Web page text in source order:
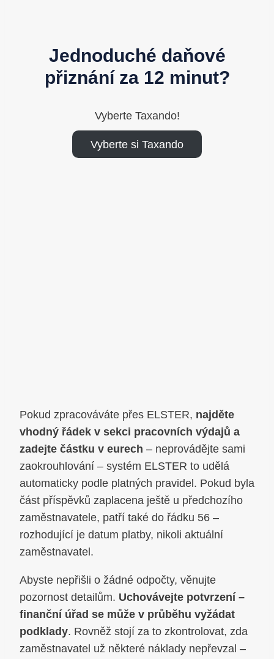
Jednoduché daňové
přiznání za 12 minut?
Vyberte Taxando!
Vyberte si Taxando
Pokud zpracováváte přes ELSTER, najděte
vhodný řádek v sekci pracovních výdajů a
zadejte částku v eurech – neprovádějte sami
zaokrouhlování – systém ELSTER to udělá
automaticky podle platných pravidel. Pokud byla
část příspěvků zaplacena ještě u předchozího
zaměstnavatele, patří také do řádku 56 –
rozhodující je datum platby, nikoli aktuální
zaměstnavatel.
Abyste nepřišli o žádné odpočty, věnujte
pozornost detailům. Uchovávejte potvrzení –
finanční úřad se může v průběhu vyžádat
podklady. Rovněž stojí za to zkontrolovat, zda
zaměstnavatel už některé náklady nepřevzal –